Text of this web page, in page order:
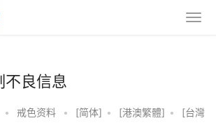
不良信息
• 戒色资料 • [简体] • [港澳繁體] •
[台灣